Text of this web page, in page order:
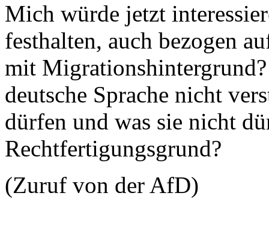
Mich würde jetzt
festhalten, auch bezogen
mit
deutsche Sprache nicht
dürfen und was sie nicht
Rechtfertigungsgrund?
(Zuruf von der AfD)